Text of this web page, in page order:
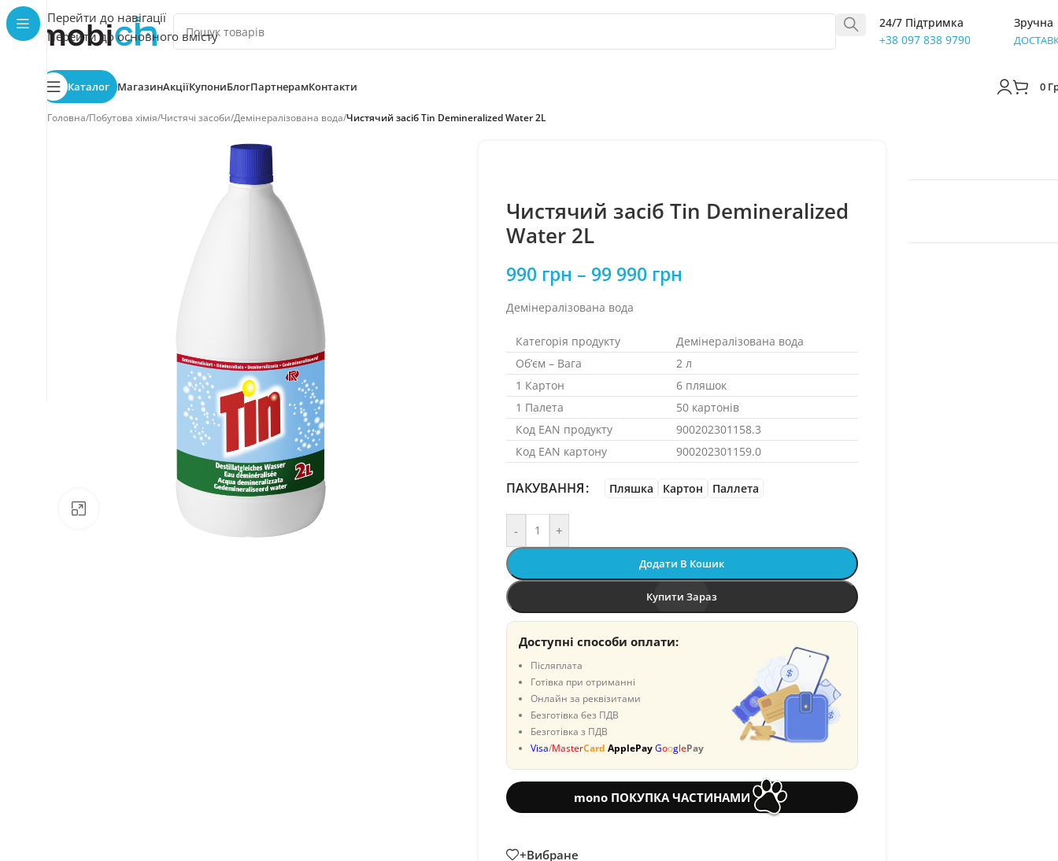
Перейти до навігації
Перейти до основного вмісту
24/7 Підтримка
+38 097 838 9790
Зручна
Каталог МагазинАкціїКупониБлогПартнерамКонтакти 0
Головна/Побутова хімія/Чистячі засоби/Демінералізована вода/Чистячий засіб Tin Demineralized Water 2L
Натисніть, щоб збільшити
Чистячий засіб Tin Demineralized
Water 2L
990 грн – 99 990 грн
Демінералізована вода
Категорія продукту
Демінералізована вода
Об’єм – Вага
2 л
1 Картон
6 пляшок
1 Палета
50 картонів
Код EAN продукту
900202301158.3
Код EAN картону
900202301159.0
ПАКУВАННЯ Пляшка Картон Паллета
- +
Додати В Кошик
Купити Зараз
Доступні способи оплати:
Післяплата
Готівка при отриманні
Онлайн за реквізитами
Безготівка без ПДВ
Безготівка з ПДВ
Visa/MasterCard ApplePay GooglePay
mono ПОКУПКА ЧАСТИНАМИ
+Вибране